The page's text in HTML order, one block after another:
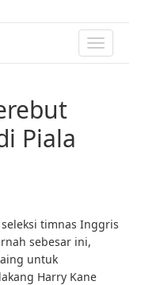
TOGGLE
Piala
timnas Inggris
sebesar ini,
untuk
Harry Kane